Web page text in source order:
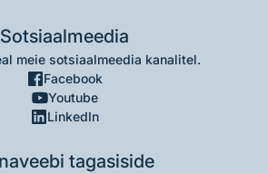
Sotsiaalmeedia
meie sotsiaalmeedia kanalitel.
Facebook
Youtube
LinkedIn
tagasiside